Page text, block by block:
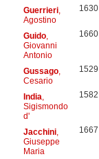
Guerrieri,
Agostino
1630
Guido,
Giovanni
Antonio
1660
Gussago,
Cesario
1529
India
Sigismondo
d'
1582
Jacchini,
Giuseppe
Maria
1667